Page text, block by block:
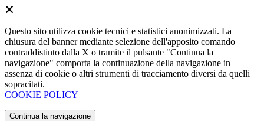
Questo sito utilizza cookie tecnici e statistici anonimizzati. La
chiusura del banner mediante selezione dell'apposito comando
contraddistinto dalla X o tramite il pulsante "Continua la
navigazione" comporta la continuazione della navigazione in
assenza di cookie o altri strumenti di tracciamento diversi da quelli
sopracitati.
COOKIE POLICY
Continua la navigazione